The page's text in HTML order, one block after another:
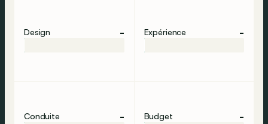
Design - Expérience -
Conduite - Budget -